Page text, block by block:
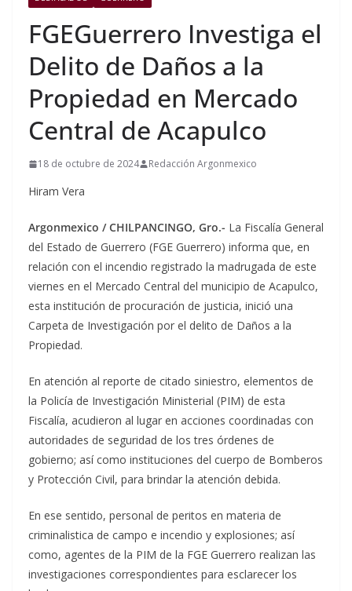
FGEGuerrero Investiga el
Delito de Daños a la
Propiedad en Mercado
Central de Acapulco
18 de octubre de 2024 Redacción Argonmexico
Hiram Vera
Argonmexico / CHILPANCINGO, Gro.- La Fiscalía General
del Estado de Guerrero (FGE Guerrero) informa que, en
relación con el incendio registrado la madrugada de este
viernes en el Mercado Central del municipio de Acapulco,
esta institución de procuración de justicia, inició una
Carpeta de Investigación por el delito de Daños a la
Propiedad.
En atención al reporte de citado siniestro, elementos de
la Policía de Investigación Ministerial (PIM) de esta
Fiscalía, acudieron al lugar en acciones coordinadas con
autoridades de seguridad de los tres órdenes de
gobierno; así como instituciones del cuerpo de Bomberos
y Protección Civil, para brindar la atención debida.
En ese sentido, personal de peritos en materia de
criminalistica de campo e incendio y explosiones; así
como, agentes de la PIM de la FGE Guerrero realizan las
investigaciones correspondientes para esclarecer los